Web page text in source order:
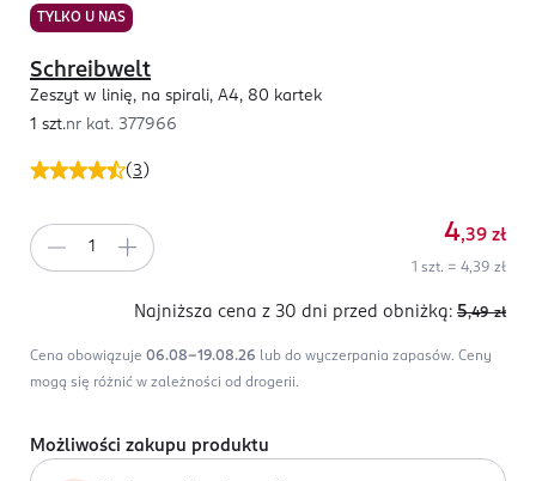
TYLKO U NAS
(3 )
Schreibwelt
Zeszyt w linię, na spirali, A4, 80 kartek
1 szt.nr kat. 377966
4,39 zł
1 szt. = 4,39 zł
Najniższa cena z 30 dni przed obniżką: 5,49 zł
Cena obowiązuje 06.08-19.08.26 lub do wyczerpania zapasów. Ceny
mogą się różnić w zależności od drogerii.
Możliwości zakupu produktu